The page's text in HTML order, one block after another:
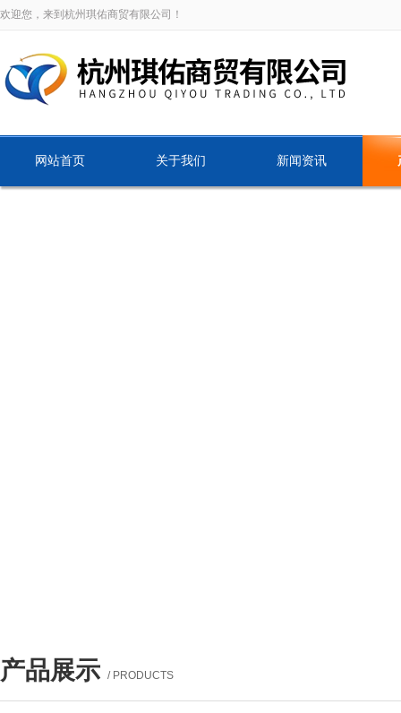
欢迎您，来到杭州琪佑商贸有限公司！
网站首页 关于我们 新闻资讯
产品展示 / PRODUCTS